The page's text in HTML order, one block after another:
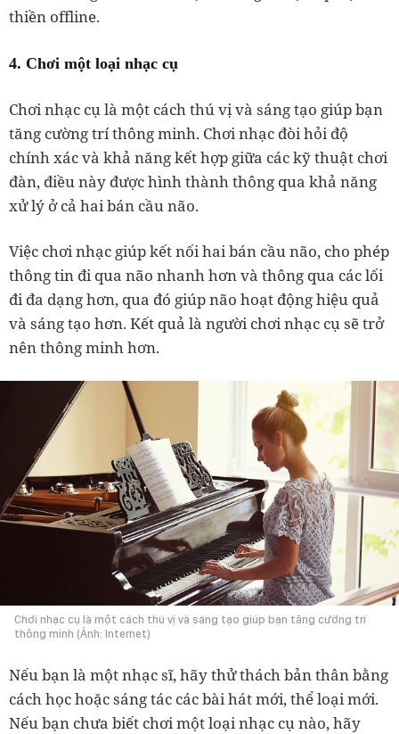
thiền offline.
4. Chơi một loại nhạc cụ
Chơi nhạc cụ là một cách thú vị và sáng tạo giúp bạn
tăng cường trí thông minh. Chơi nhạc đòi hỏi độ
chính xác và khả năng kết hợp giữa các kỹ thuật chơi
đàn, điều này được hình thành thông qua khả năng
xử lý ở cả hai bán cầu não.
Việc chơi nhạc giúp kết nối hai bán cầu não, cho phép
thông tin đi qua não nhanh hơn và thông qua các lối
đi đa dạng hơn, qua đó giúp não hoạt động hiệu quả
và sáng tạo hơn. Kết quả là người chơi nhạc cụ sẽ trở
nên thông minh hơn.
Chơi nhạc cụ là một cách thú vị và sáng tạo giúp bạn tăng cường trí
thông minh (Ảnh: Internet)
Nếu bạn là một nhạc sĩ, hãy thử thách bản thân bằng
cách học hoặc sáng tác các bài hát mới, thể loại mới.
Nếu bạn chưa biết chơi một loại nhạc cụ nào, hãy